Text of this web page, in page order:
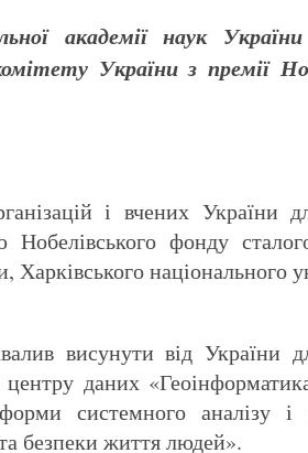
академії наук України
України з премії
і вчених України
фонду
національного
висунути від України
даних
системного аналізу і
та безпеки життя людей».